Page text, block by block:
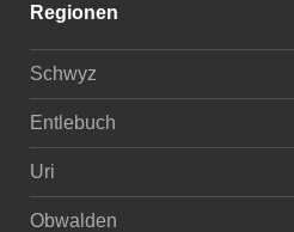
Regionen
Schwyz
Entlebuch
Uri
Obwalden